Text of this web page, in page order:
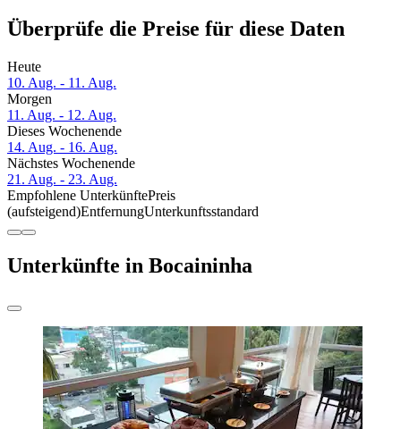
Überprüfe die Preise für diese Daten
Heute
10. Aug. - 11. Aug.
Morgen
11. Aug. - 12. Aug.
Dieses Wochenende
14. Aug. - 16. Aug.
Nächstes Wochenende
21. Aug. - 23. Aug.
Empfohlene UnterkünftePreis
(aufsteigend)EntfernungUnterkunftsstandard
Unterkünfte in Bocaininha